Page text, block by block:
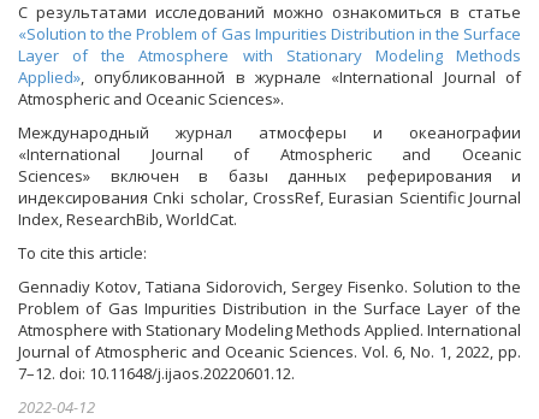
С результатами исследований можно ознакомиться в статье
«Solution to the Problem of Gas Impurities Distribution in the Surface
Layer of the Atmosphere with Stationary Modeling Methods
Applied», опубликованной в журнале «International Journal of
Atmospheric and Oceanic Sciences».
Международный журнал атмосферы и океанографии
«International Journal of Atmospheric and Oceanic
Sciences» включен в базы данных реферирования и
индексирования Cnki scholar, CrossRef, Eurasian Scientific Journal
Index, ResearchBib, WorldCat.
To cite this article:
Gennadiy Kotov, Tatiana Sidorovich, Sergey Fisenko. Solution to the
Problem of Gas Impurities Distribution in the Surface Layer of the
Atmosphere with Stationary Modeling Methods Applied. International
Journal of Atmospheric and Oceanic Sciences. Vol. 6, No. 1, 2022, pp.
7–12. doi: 10.11648/j.ijaos.20220601.12.
2022-04-12